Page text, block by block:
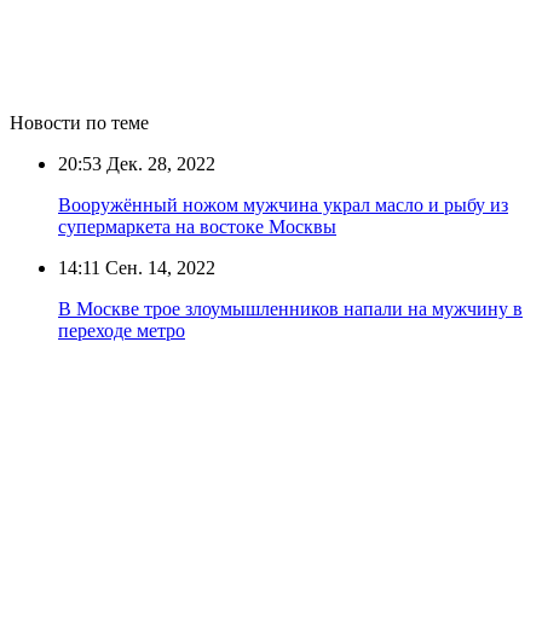
Новости по теме
20:53 Дек. 28, 2022
Вооружённый ножом мужчина украл масло и рыбу из
супермаркета на востоке Москвы
14:11 Сен. 14, 2022
В Москве трое злоумышленников напали на мужчину в
переходе метро